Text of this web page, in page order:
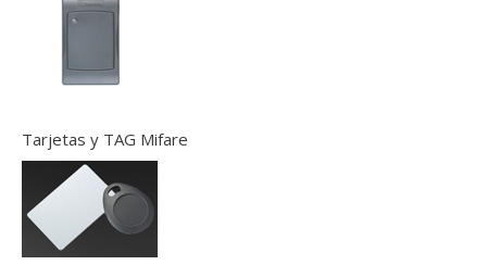
Tarjetas y TAG Mifare